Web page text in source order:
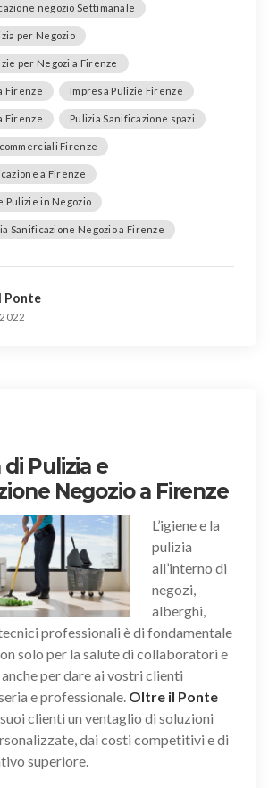
negozio Settimanale
per Negozio
per Negozi a Firenze
Firenze Impresa Pulizie Firenze
Firenze Pulizia Sanificazione spazi
Firenze
a Firenze
Pulizie in Negozio
Sanificazione Negozio a Firenze
Ponte
Pulizia e
Negozio a Firenze
L’igiene e la
pulizia
all’interno di
negozi,
alberghi,
professionali è di fondamentale
solo per la salute di collaboratori e
per dare ai vostri clienti
e professionale. Oltre il Ponte
clienti un ventaglio di soluzioni
dai costi competitivi e di
superiore.